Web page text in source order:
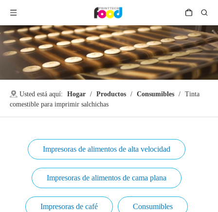
Usted está aquí: Hogar / Productos / Consumibles / Tinta
comestible para imprimir salchichas
Impresoras de alimentos de alta velocidad
Impresoras de alimentos de cama plana
Impresoras de café Consumibles